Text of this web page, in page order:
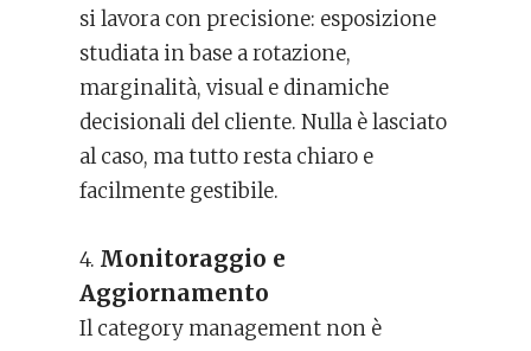
si lavora con precisione: esposizione
studiata in base a rotazione,
marginalità, visual e dinamiche
decisionali del cliente. Nulla è lasciato
al caso, ma tutto resta chiaro e
facilmente gestibile.
4. Monitoraggio e
Aggiornamento
Il category management non è